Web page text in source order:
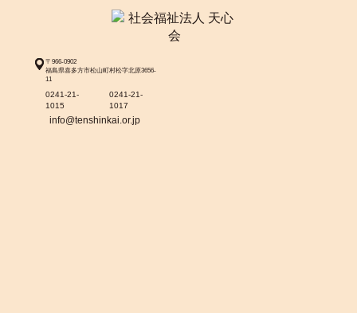
〒966-0902
福島県喜多方市松山町村松字北原3656-
11
0241-21-
1015
0241-21-
1017
info@tenshinkai.or.jp